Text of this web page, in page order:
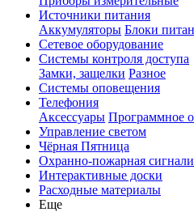
Источники питания
Аккумуляторы Блоки
Сетевое оборудование
Системы контроля доступа
Замки, защелки Разное
Системы оповещения
Телефония
Аксессуары Программное
Управление светом
Чёрная Пятница
Охранно-пожарная
Интерактивные доски
Расходные материалы
Еще